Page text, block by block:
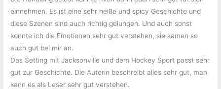
einnehmen. Es ist eine sehr heiße und spicy Geschichte und
diese Szenen sind auch richtig gelungen. Und auch sonst
konnte ich die Emotionen sehr gut verstehen, sie kamen so
auch gut bei mir an.
Das Setting mit Jacksonville und dem Hockey Sport passt sehr
gut zur Geschichte. Die Autorin beschreibt alles sehr gut, man
kann es als Leser sehr gut verstehen.